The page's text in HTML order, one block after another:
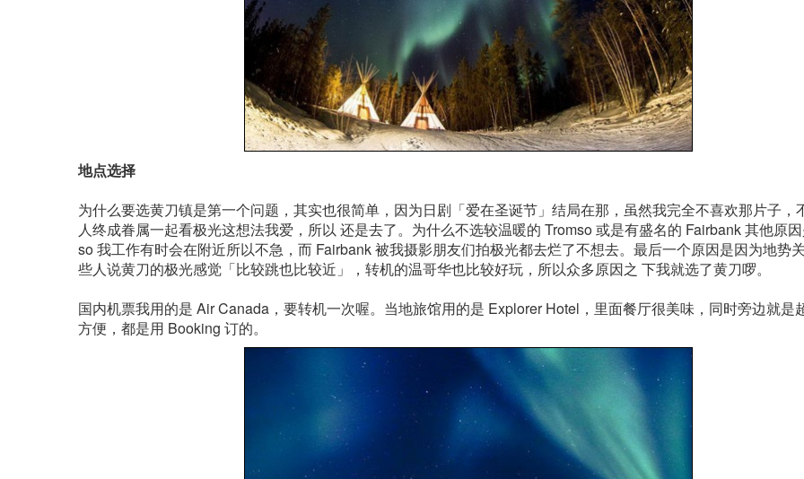
地点选择
为什么要选黄刀镇是第一个问题，其实也很简单，因为日剧「爱在圣诞节」结局在那，虽然我完全不喜欢那片子，
人终成眷属一起看极光这想法我爱，所以 还是去了。为什么不选较温暖的 Tromso 或是有盛名的 Fairbank 其他原
so 我工作有时会在附近所以不急，而 Fairbank 被我摄影朋友们拍极光都去烂了不想去。最后一个原因是因为地势
些人说黄刀的极光感觉「比较跳也比较近」，转机的温哥华也比较好玩，所以众多原因之 下我就选了黄刀啰。
国内机票我用的是 Air Canada，要转机一次喔。当地旅馆用的是 Explorer Hotel，里面餐厅很美味，同时旁边就是
方便，都是用 Booking 订的。